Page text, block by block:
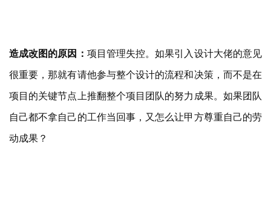
造成改图的原因： 项目管理失控。如果引入设计大佬的意见
很重要，那就有请他参与整个设计的流程和决策，而不是在
项目的关键节点上推翻整个项目团队的努力成果。如果团队
自己都不拿自己的工作当回事，又怎么让甲方尊重自己的劳
动成果？